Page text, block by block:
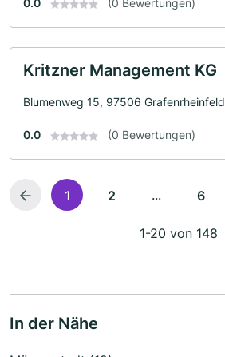
Kritzner Management KG
Blumenweg 15, 97506 Grafenrheinfeld
0.0 (0 Bewertungen)
1 2 ... 6
1-20 von 148
In der Nähe